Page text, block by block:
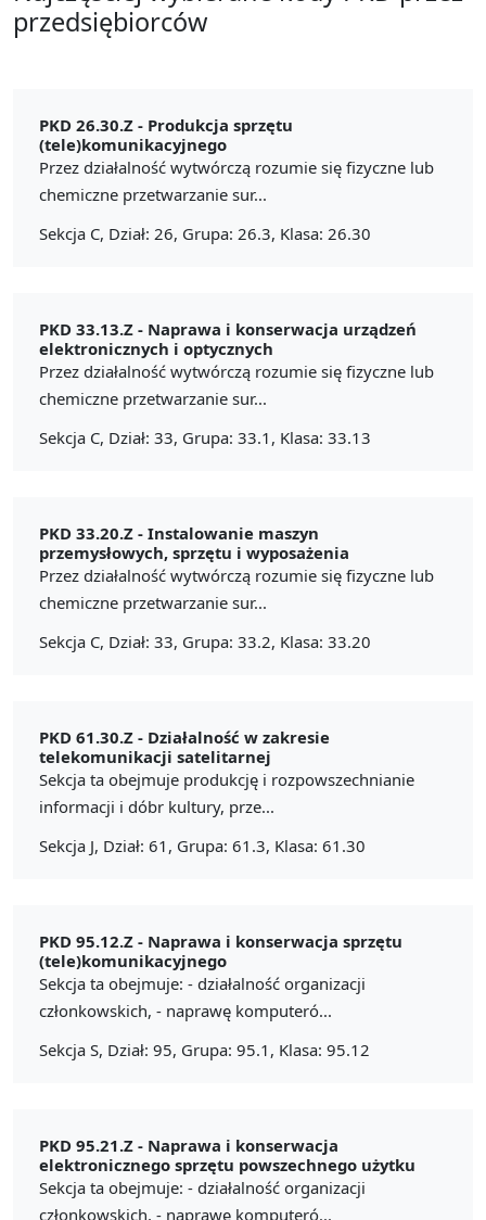
przedsiębiorców
PKD 26.30.Z - Produkcja sprzętu
(tele)komunikacyjnego
Przez działalność wytwórczą rozumie się fizyczne lub
chemiczne przetwarzanie sur...
Sekcja C, Dział: 26, Grupa: 26.3, Klasa: 26.30
PKD 33.13.Z - Naprawa i konserwacja urządzeń
elektronicznych i optycznych
Przez działalność wytwórczą rozumie się fizyczne lub
chemiczne przetwarzanie sur...
Sekcja C, Dział: 33, Grupa: 33.1, Klasa: 33.13
PKD 33.20.Z - Instalowanie maszyn
przemysłowych, sprzętu i wyposażenia
Przez działalność wytwórczą rozumie się fizyczne lub
chemiczne przetwarzanie sur...
Sekcja C, Dział: 33, Grupa: 33.2, Klasa: 33.20
PKD 61.30.Z - Działalność w zakresie
telekomunikacji satelitarnej
Sekcja ta obejmuje produkcję i rozpowszechnianie
informacji i dóbr kultury, prze...
Sekcja J, Dział: 61, Grupa: 61.3, Klasa: 61.30
PKD 95.12.Z - Naprawa i konserwacja sprzętu
(tele)komunikacyjnego
Sekcja ta obejmuje: - działalność organizacji
członkowskich, - naprawę komputeró...
Sekcja S, Dział: 95, Grupa: 95.1, Klasa: 95.12
PKD 95.21.Z - Naprawa i konserwacja
elektronicznego sprzętu powszechnego użytku
Sekcja ta obejmuje: - działalność organizacji
członkowskich, - naprawę komputeró...